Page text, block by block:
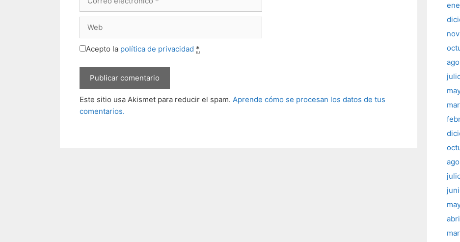
Acepto la política de privacidad *
Este sitio usa Akismet para reducir el spam. Aprende cómo se procesan los datos de tus
comentarios.